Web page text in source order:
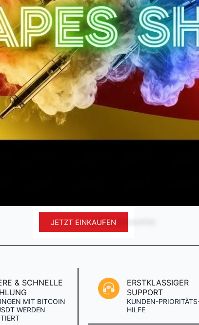
JETZT EINKAUFEN
& SCHNELLE
MIT BITCOIN
WERDEN
ERSTKLASSIGER
SUPPORT
KUNDEN-
HILFE